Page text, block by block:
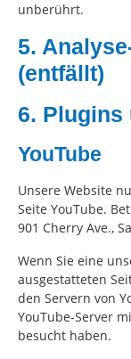
unberührt.
5.
(entfällt)
6. Plugins
YouTube
Unsere Website
Seite YouTube.
901 Cherry Ave.,
Wenn Sie eine
ausgestatteten
den Servern von
YouTube-Server
besucht haben.